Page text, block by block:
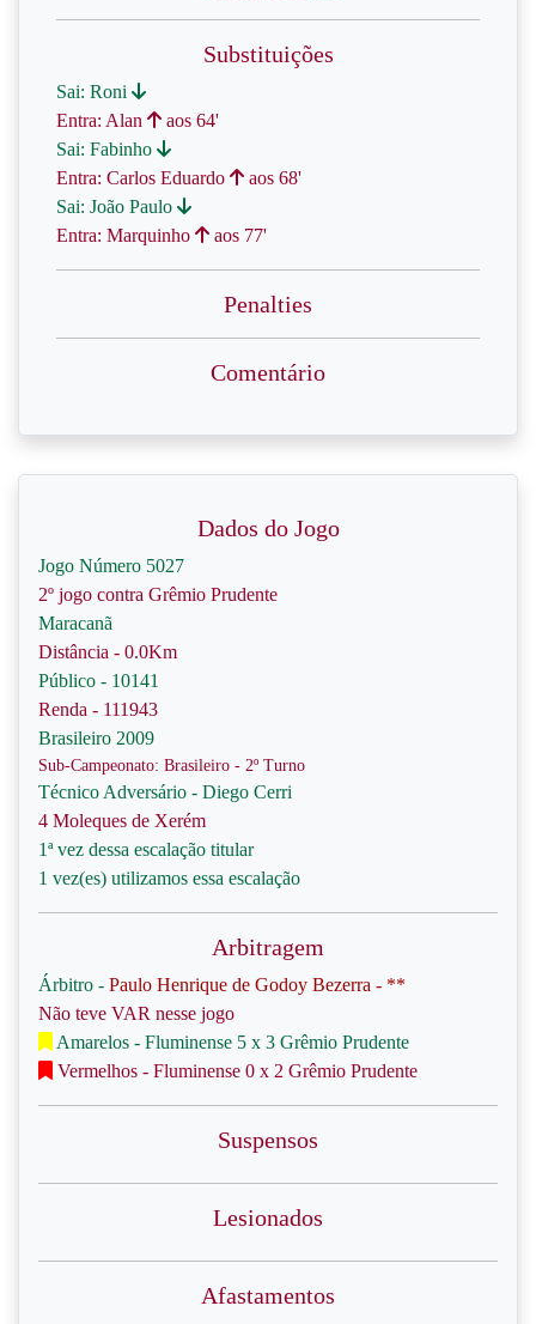
Substituições
Sai: Roni
Entra: Alan
aos 64'
Sai: Fabinho
Entra: Carlos Eduardo
aos 68'
Sai: João Paulo
Entra: Marquinho
aos 77'
Penalties
Comentário
Dados do Jogo
Jogo Número 5027
2º jogo contra Grêmio Prudente
Maracanã
Distância - 0.0Km
Público - 10141
Renda - 111943
Brasileiro 2009
Sub-Campeonato: Brasileiro - 2º Turno
Técnico Adversário - Diego Cerri
4 Moleques de Xerém
1ª vez dessa escalação titular
1 vez(es) utilizamos essa escalação
Arbitragem
Árbitro - Paulo Henrique de Godoy Bezerra - **
Não teve VAR nesse jogo
Amarelos - Fluminense 5 x 3 Grêmio Prudente
Vermelhos - Fluminense 0 x 2 Grêmio Prudente
Suspensos
Lesionados
Afastamentos